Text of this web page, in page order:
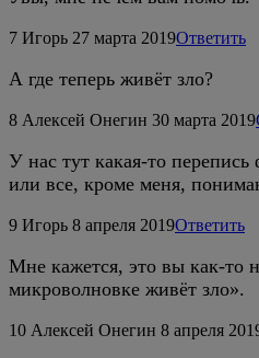
7 Игорь 27 марта 2019Ответить
А где теперь живёт зло?
8 Алексей Онегин 30 марта 2019
У нас тут какая-то
или все, кроме меня,
9 Игорь 8 апреля 2019Ответить
Мне кажется, это вы как-то
микроволновке живёт зло».
10 Алексей Онегин 8 апреля